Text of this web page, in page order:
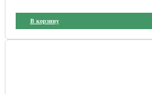
В корзину